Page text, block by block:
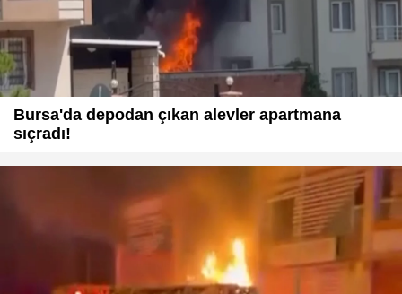
Bursa'da depodan çıkan alevler apartmana
sıçradı!